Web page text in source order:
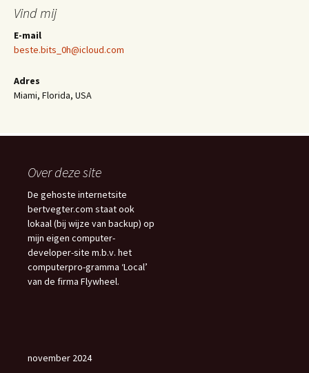
Vind mij
E-mail
beste.bits_0h@icloud.com
Adres
Miami, Florida, USA
Over deze site
De gehoste internetsite
bertvegter.com staat ook
lokaal (bij wijze van backup) op
mijn eigen computer-
developer-site m.b.v. het
computerpro-gramma ‘Local’
van de firma Flywheel.
november 2024